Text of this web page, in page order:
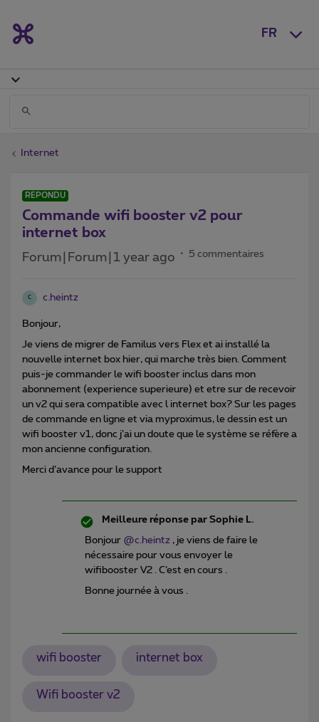
FR
Internet
RÉPONDU
Commande wifi booster v2 pour
internet box
Forum|Forum|1 year ago 5 commentaires
C c.heintz
Bonjour,
Je viens de migrer de Familus vers Flex et ai installé la
nouvelle internet box hier, qui marche très bien. Comment
puis-je commander le wifi booster inclus dans mon
abonnement (experience superieure) et etre sur de recevoir
un v2 qui sera compatible avec l internet box? Sur les pages
de commande en ligne et via myproximus, le dessin est un
wifi booster v1, donc j’ai un doute que le système se réfère a
mon ancienne configuration.
Merci d’avance pour le support
Meilleure réponse par Sophie L.
Bonjour ​ @c.heintz , je viens de faire le
nécessaire pour vous envoyer le
wifibooster V2 . C’est en cours .
Bonne journée à vous .
wifi booster internet box
Wifi booster v2